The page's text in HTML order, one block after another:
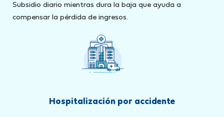
Subsidio diario mientras dura la baja que ayuda a
compensar la pérdida de ingresos.
Hospitalización por accidente